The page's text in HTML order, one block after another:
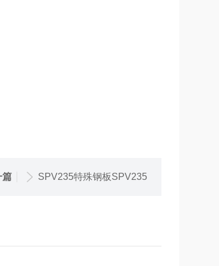
篇 SPV235特殊钢板SPV235